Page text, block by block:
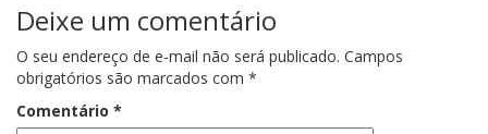
Deixe um comentário
O seu endereço de e-mail não será publicado. Campos
obrigatórios são marcados com *
Comentário *